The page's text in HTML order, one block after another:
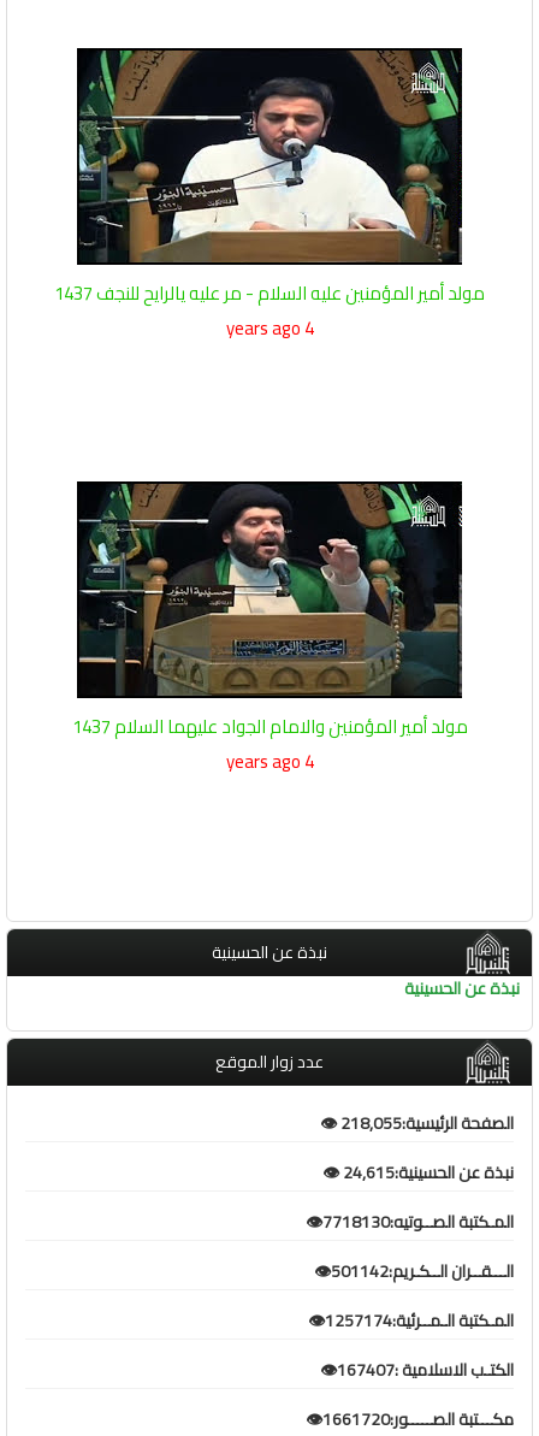
مولد أمير المؤمنين عليه السلام - مر عليه يالرايح للنجف 1437
4 years ago
مولد أمير المؤمنين والامام الجواد عليهما السلام 1437
4 years ago
نبذة عن الحسينية
نبذة عن الحسينية
عدد زوار الموقع
الصفحة الرئيسية:218,055 👁️
نبذة عن الحسينية:24,615 👁️
المـكتبة الصــوتيه:7718130👁️
الـــقــران الــكـريم:501142👁️
المـكتبة الـمــرئية:1257174👁️
الكتـب الاسلامية :167407👁️
مكـــتبة الصـــــور:1661720👁️